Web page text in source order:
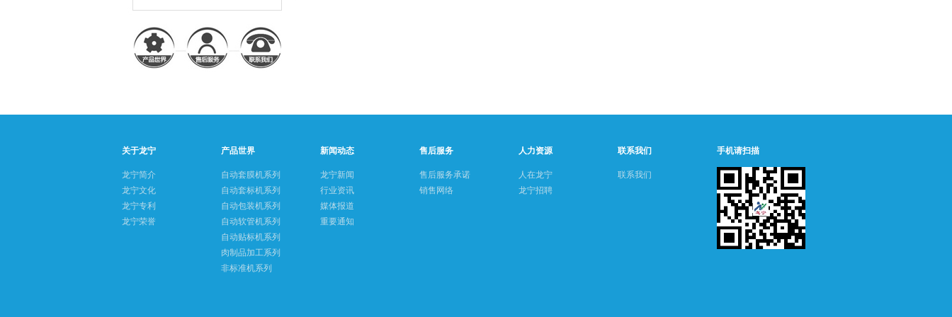
关于龙宁
龙宁简介
龙宁文化
龙宁专利
龙宁荣誉
产品世界
自动套膜机系列
自动套标机系列
自动包装机系列
自动软管机系列
自动贴标机系列
肉制品加工系列
非标准机系列
新闻动态
龙宁新闻
行业资讯
媒体报道
重要通知
售后服务
售后服务承诺
销售网络
人力资源
人在龙宁
龙宁招聘
联系我们
联系我们
手机请扫描